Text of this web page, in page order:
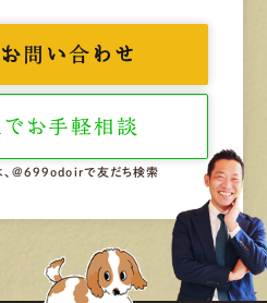
お問い合わせ
お手軽相談
@699odoirで友だち検索